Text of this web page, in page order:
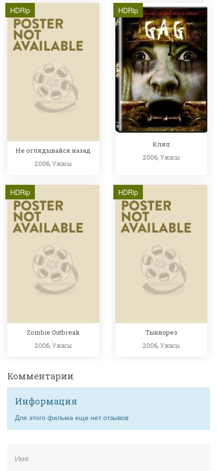
HDRip
Не оглядывайся назад
2006, Ужасы
HDRip
Кляп
2006,Ужасы
HDRip
Zombie Outbreak
2006, Ужасы
HDRip
Тыкворез
2006,Ужасы
Комментарии
Информация
Для этого фильма еще нет отзывов